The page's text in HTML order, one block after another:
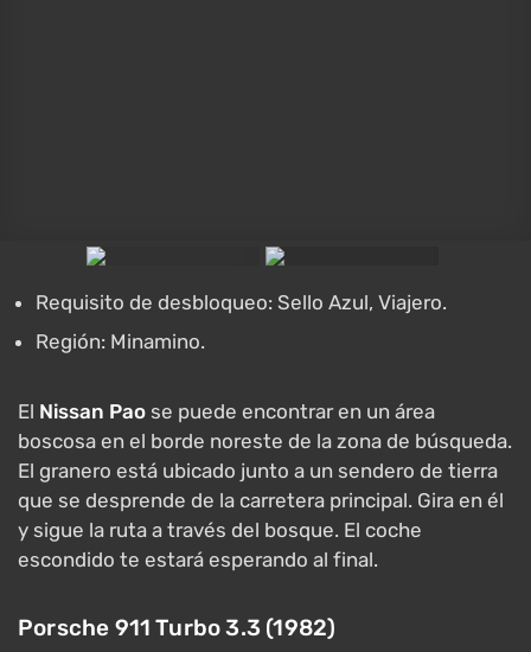
Requisito de desbloqueo: Sello Azul, Viajero.
Región: Minamino.
El Nissan Pao se puede encontrar en un área
boscosa en el borde noreste de la zona de búsqueda.
El granero está ubicado junto a un sendero de tierra
que se desprende de la carretera principal. Gira en él
y sigue la ruta a través del bosque. El coche
escondido te estará esperando al final.
Porsche 911 Turbo 3.3 (1982)